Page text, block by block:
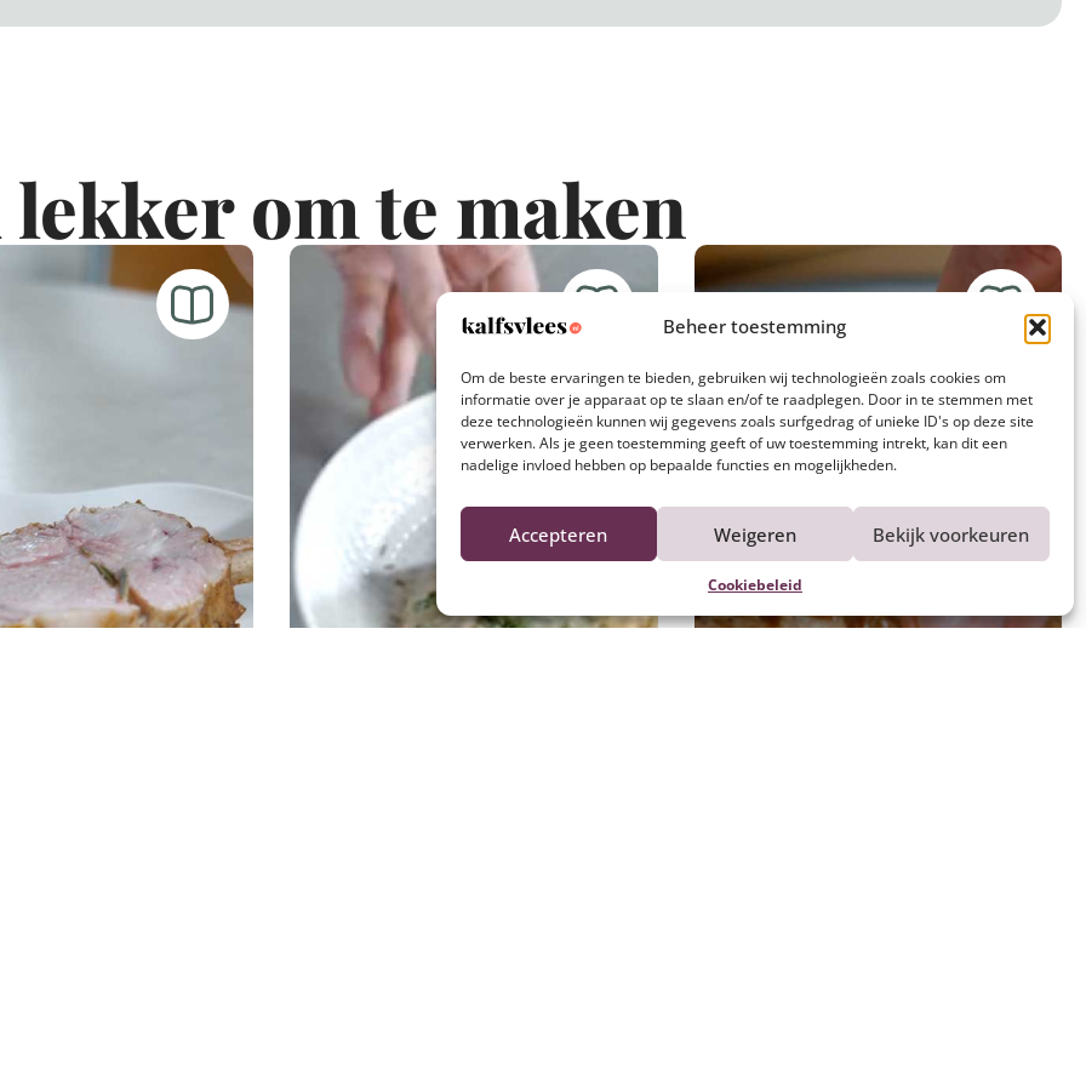
Beheer toestemming
Om de beste ervaringen te bieden, gebruiken wij technologieën zoals cookies om
informatie over je apparaat op te slaan en/of te raadplegen. Door in te stemmen met
deze technologieën kunnen wij gegevens zoals surfgedrag of unieke ID's op deze site
verwerken. Als je geen toestemming geeft of uw toestemming intrekt, kan dit een
nadelige invloed hebben op bepaalde functies en mogelijkheden.
Accepteren Weigeren Bekijk voorkeuren
Cookiebeleid
om te maken